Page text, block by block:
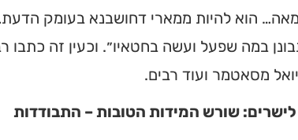
הוא להיות ממארי דחושבנא בעומק
במה שפעל ועשה בחטאיו״. וכעין זה כתבו
מסאטמר ועוד רבים.
לישרים: שורש המידות הטובות – התבודדות